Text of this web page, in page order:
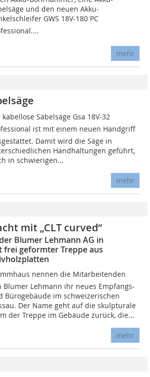
und den neuen Akku-
GWS 18V-180 PC
mehr
kabellose Säbelsäge Gsa 18V-32
ist mit einem neuen Handgriff
Damit wird die Säge in
Handhaltungen geführt,
in schwierigen...
mehr
mit „CLT curved“
Blumer Lehmann AG in
frei geformter Treppe aus
nennen die Mitarbeitenden
Blumer Lehmann ihr neues Empfangs-
Bürogebäude im schweizerischen
Der Name geht auf die skulpturale
der Treppe im Gebäude zurück, die...
mehr